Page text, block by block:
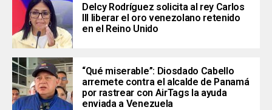
Delcy Rodríguez solicita al rey Carlos
III liberar el oro venezolano retenido
en el Reino Unido
“Qué miserable”: Diosdado Cabello
arremete contra el alcalde de Panamá
por rastrear con AirTags la ayuda
enviada a Venezuela